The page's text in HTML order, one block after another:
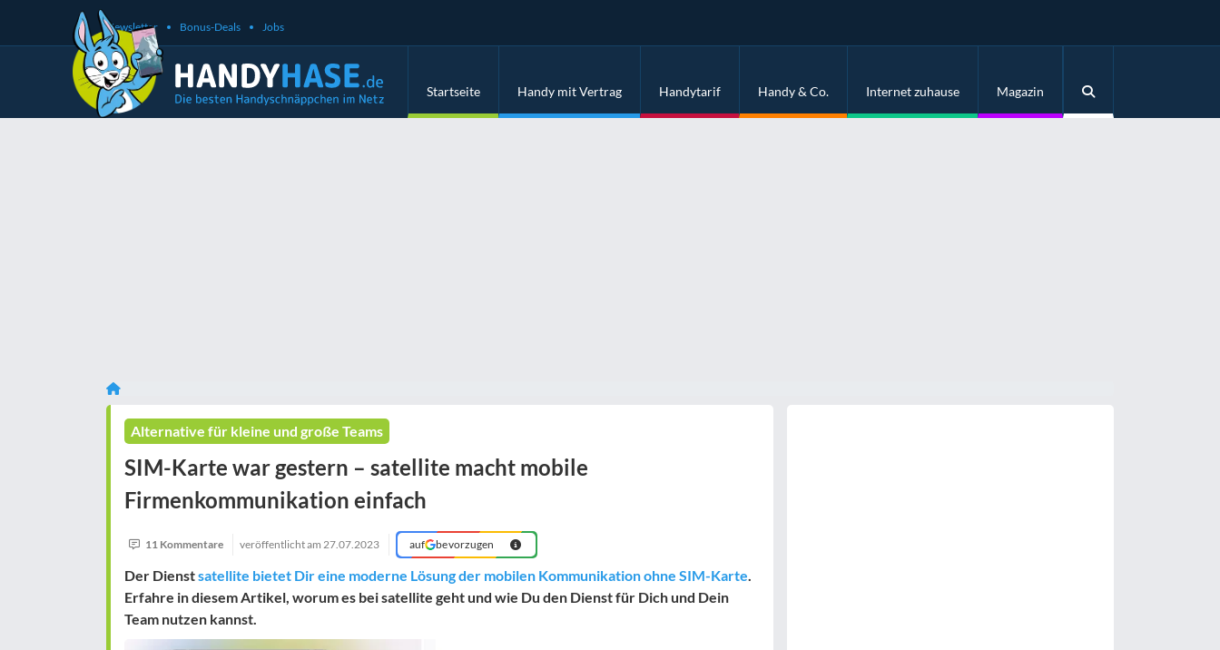
Newsletter Bonus-Deals Jobs
Startseite Handy mit Vertrag Handytarif Handy & Co. Internet zuhause Magazin
Alternative für kleine und große Teams
SIM-Karte war gestern – satellite macht mobile
Firmenkommunikation einfach
11 Kommentare veröffentlicht am 27.07.2023 auf bevorzugen
Der Dienstsatellite bietet Dir eine moderne Lösung der mobilen Kommunikation ohne SIM-Karte.
Erfahre in diesem Artikel, worum es bei satellite geht und wie Du den Dienst für Dich und Dein
Team nutzen kannst.